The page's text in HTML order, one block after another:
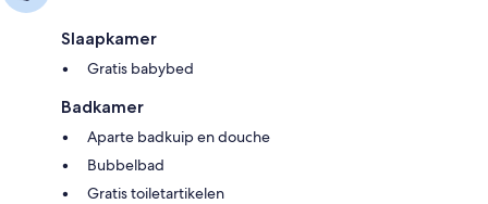
Slaapkamer
Gratis babybed
Badkamer
Aparte badkuip en douche
Bubbelbad
Gratis toiletartikelen